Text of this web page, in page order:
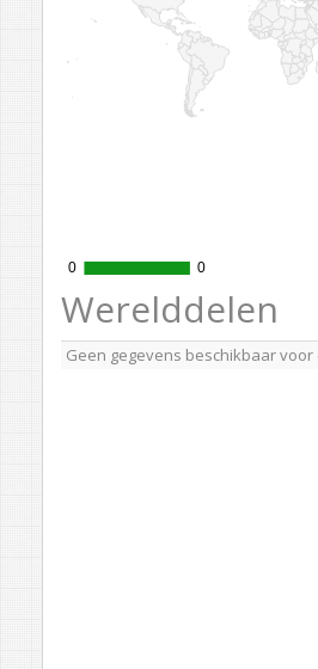
0
0 0
0
Werelddelen
Geen gegevens beschikbaar